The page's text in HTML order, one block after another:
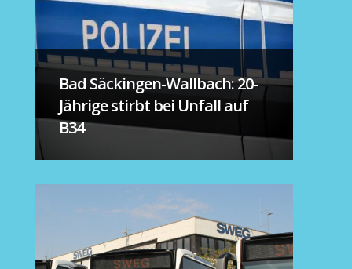
Bad Säckingen-Wallbach: 20-
Jährige stirbt bei Unfall auf
B34